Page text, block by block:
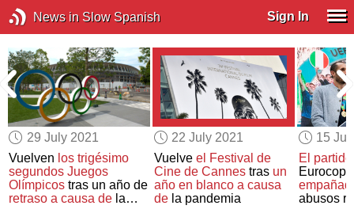
News in Slow Spanish Sign In
29 July 2021
Vuelven los trigésimo
segundos Juegos
Olímpicos tras un año de
retraso a causa de la
22 July 2021
Vuelve el Festival de
Cine de Cannestras un
año en blanco a causa
dela pandemia
15
El partido
abusos